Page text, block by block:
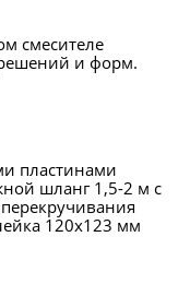
смесителе
и форм.
пластинами
шланг 1,5-2 м с
120x123 мм